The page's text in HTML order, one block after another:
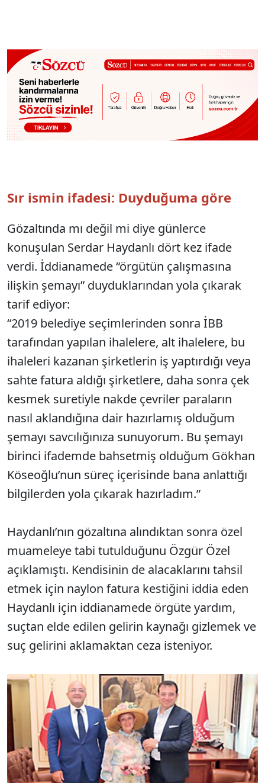
Sır ismin ifadesi: Duyduğuma göre
Gözaltında mı değil mi diye günlerce
konuşulan Serdar Haydanlı dört kez ifade
verdi. İddianamede “örgütün çalışmasına
ilişkin şemayı” duyduklarından yola çıkarak
tarif ediyor:
“2019 belediye seçimlerinden sonra İBB
tarafından yapılan ihalelere, alt ihalelere, bu
ihaleleri kazanan şirketlerin iş yaptırdığı veya
sahte fatura aldığı şirketlere, daha sonra çek
kesmek suretiyle nakde çevriler paraların
nasıl aklandığına dair hazırlamış olduğum
şemayı savcılığınıza sunuyorum. Bu şemayı
birinci ifademde bahsetmiş olduğum Gökhan
Köseoğlu’nun süreç içerisinde bana anlattığı
bilgilerden yola çıkarak hazırladım.”
Haydanlı’nın gözaltına alındıktan sonra özel
muameleye tabi tutulduğunu Özgür Özel
açıklamıştı. Kendisinin de alacaklarını tahsil
etmek için naylon fatura kestiğini iddia eden
Haydanlı için iddianamede örgüte yardım,
suçtan elde edilen gelirin kaynağı gizlemek ve
suç gelirini aklamaktan ceza isteniyor.